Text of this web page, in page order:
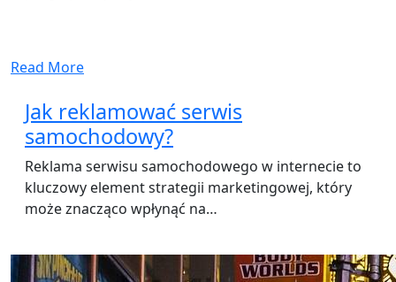
Read More
Jak reklamować serwis
samochodowy?
Reklama serwisu samochodowego w internecie to
kluczowy element strategii marketingowej, który
może znacząco wpłynąć na…